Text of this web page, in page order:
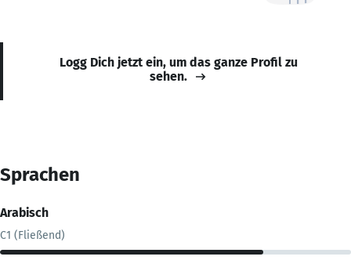
Logg Dich jetzt ein, um das ganze Profil zu
sehen.
Sprachen
Arabisch
C1 (Fließend)